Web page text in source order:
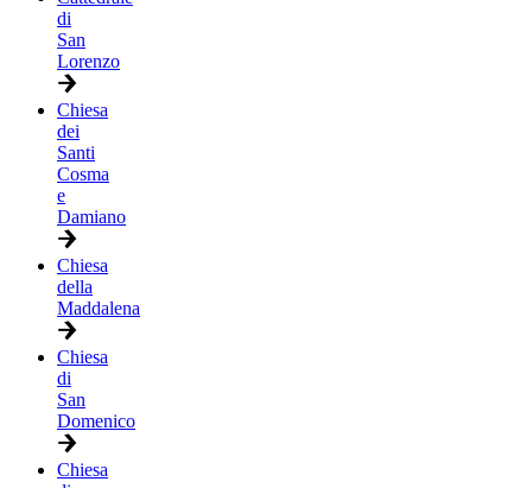
di
San
Lorenzo
Chiesa
dei
Santi
Cosma
e
Damiano
Chiesa
della
Maddalena
Chiesa
di
San
Domenico
Chiesa